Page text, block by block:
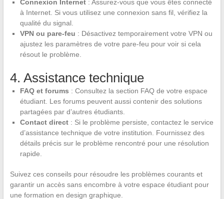
Connexion Internet: Assurez-vous que vous êtes connecté
à Internet. Si vous utilisez une connexion sans fil, vérifiez la
qualité du signal.
VPN ou pare-feu : Désactivez temporairement votre VPN ou
ajustez les paramètres de votre pare-feu pour voir si cela
résout le problème.
4. Assistance technique
FAQ et forums : Consultez la section FAQ de votre espace
étudiant. Les forums peuvent aussi contenir des solutions
partagées par d’autres étudiants.
Contact direct: Si le problème persiste, contactez le service
d’assistance technique de votre institution. Fournissez des
détails précis sur le problème rencontré pour une résolution
rapide.
Suivez ces conseils pour résoudre les problèmes courants et
garantir un accès sans encombre à votre espace étudiant pour
une formation en design graphique.